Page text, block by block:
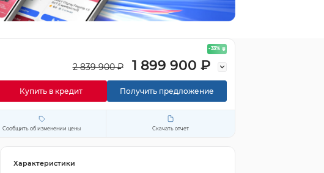
- 33%
2 839 900 ₽ 1 899 900 ₽
Купить в кредит Получить предложение
Сообщить об изменении цены Скачать отчет
Характеристики